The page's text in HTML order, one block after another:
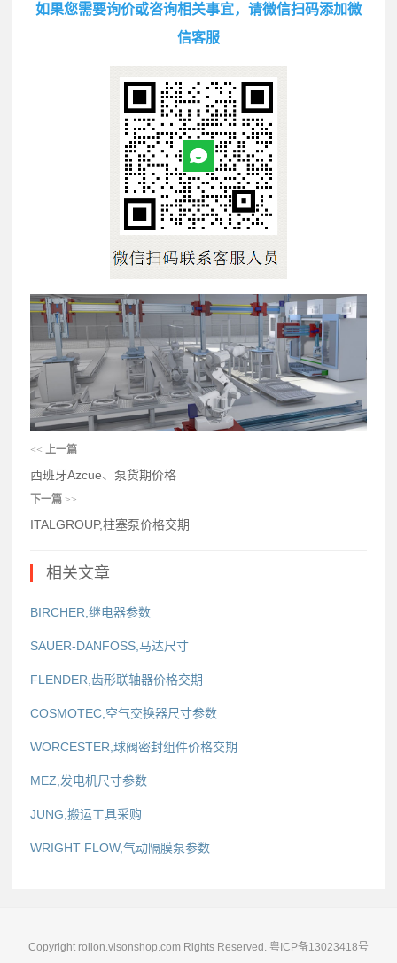
如果您需要询价或咨询相关事宜，请微信扫码添加微
信客服
<< 上一篇
西班牙Azcue、泵货期价格
下一篇 >>
ITALGROUP,柱塞泵价格交期
相关文章
BIRCHER,继电器参数
SAUER-DANFOSS,马达尺寸
FLENDER,齿形联轴器价格交期
COSMOTEC,空气交换器尺寸参数
WORCESTER,球阀密封组件价格交期
MEZ,发电机尺寸参数
JUNG,搬运工具采购
WRIGHT FLOW,气动隔膜泵参数
Copyright rollon.visonshop.com Rights Reserved. 粤ICP备13023418号